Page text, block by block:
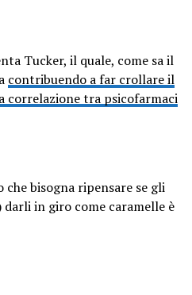
Tucker, il quale, come sa il
contribuendo a far crollare il
correlazione tra psicofarmaci
che bisogna ripensare se gli
in giro come caramelle è